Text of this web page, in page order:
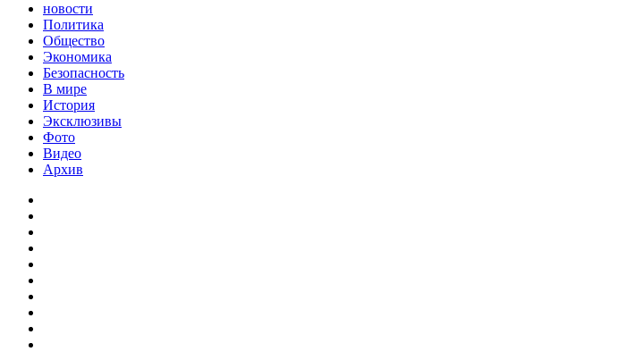
новости
Политика
Общество
Экономика
Безопасность
В мире
История
Эксклюзивы
Фото
Видео
Архив